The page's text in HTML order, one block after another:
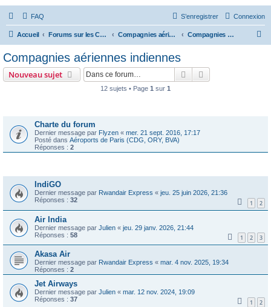
FAQ Connexion
S’enregistrer
Accueil Forums sur les Compagnies Aériennes Compagnies aériennes d'Asie et d'Océanie Compagnies aériennes indiennes
Compagnies aériennes indiennes
Nouveau sujet Rechercher
12 sujets • Page 1 sur 1
Charte du forum
Dernier message par Flyzen « mer. 21 sept. 2016, 17:17
Posté dans Aéroports de Paris (CDG, ORY, BVA)
Réponses : 2
IndiGO
Dernier message par Rwandair Express « jeu. 25 juin 2026, 21:36
Réponses : 32 1 2
Air India
Dernier message par Julien « jeu. 29 janv. 2026, 21:44
Réponses : 58 1 2 3
Akasa Air
Dernier message par Rwandair Express « mar. 4 nov. 2025, 19:34
Réponses : 2
Jet Airways
Dernier message par Julien « mar. 12 nov. 2024, 19:09
Réponses : 37 1 2